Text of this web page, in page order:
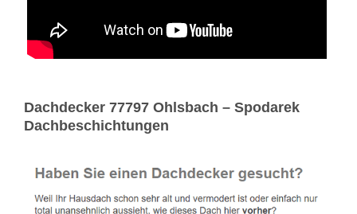
Dachdecker 77797 Ohlsbach – Spodarek
Dachbeschichtungen